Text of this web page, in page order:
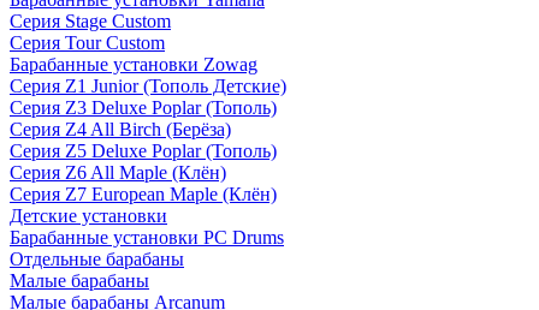
Серия Stage Custom
Серия Tour Custom
Барабанные установки Zowag
Серия Z1 Junior (Тополь Детские)
Серия Z3 Deluxe Poplar (Тополь)
Серия Z4 All Birch (Берёза)
Серия Z5 Deluxe Poplar (Тополь)
Серия Z6 All Maple (Клён)
Серия Z7 European Maple (Клён)
Детские установки
Барабанные установки PC Drums
Отдельные барабаны
Малые барабаны
Малые барабаны Arcanum